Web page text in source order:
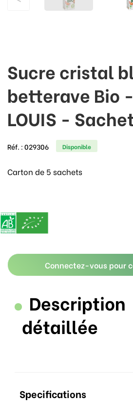
Sucre cristal
betterave Bio
LOUIS -
Réf. :029306 Disponible
Carton de 5 sachets
Connectez-vous pour
Description
détaillée
Specifications